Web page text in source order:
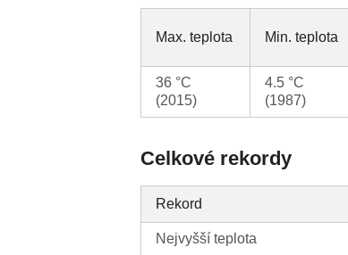
Max. teplota Min. teplota
36 °C
(2015)
4.5 °C
(1987)
Celkové rekordy
Rekord
Nejvyšší teplota